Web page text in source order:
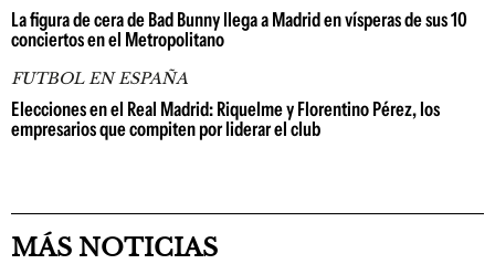
La figura de cera de Bad Bunny llega a Madrid en vísperas de sus 10
conciertos en el Metropolitano
FUTBOL EN ESPAÑA
Elecciones en el Real Madrid: Riquelme y Florentino Pérez, los
empresarios que compiten por liderar el club
MÁS NOTICIAS